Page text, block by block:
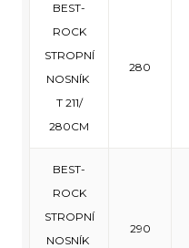
BEST-
ROCK
STROPNÍ
NOSNÍK
T 211/
280CM
280
BEST-
ROCK
STROPNÍ
NOSNÍK
290